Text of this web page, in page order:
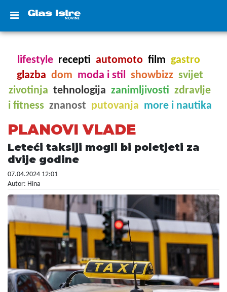
lifestyle recepti automoto film gastro
glazba dom moda i stil showbizz svijet
zivotinja tehnologija zanimljivosti zdravlje
i fitness znanost putovanja more i nautika
PLANOVI VLADE
Leteći taksiji mogli bi poletjeti za
dvije godine
07.04.2024 12:01
Autor: Hina